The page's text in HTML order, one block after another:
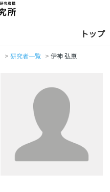
トップ
研究者一覧 伊神 弘恵